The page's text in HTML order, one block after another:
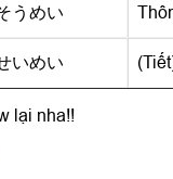
うめい
いめい
lại nha!!